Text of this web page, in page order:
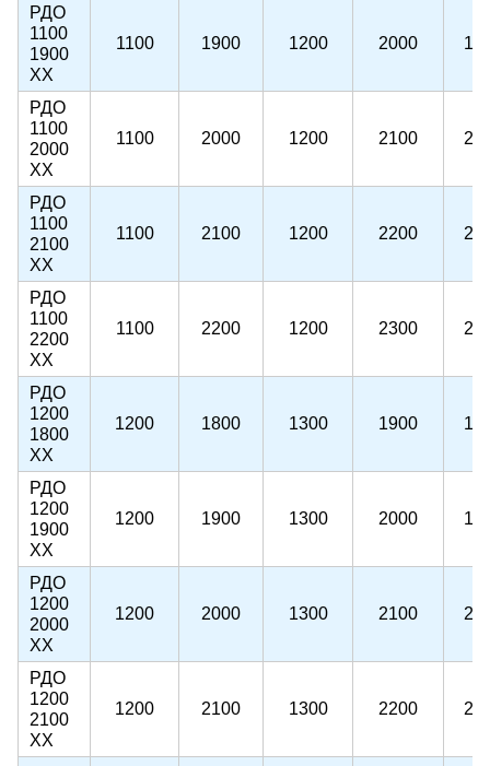
РДО
1100
1900
ХХ
1100 1900 1200 2000
РДО
1100
2000
ХХ
1100 2000 1200 2100
РДО
1100
2100
ХХ
1100 2100 1200 2200
РДО
1100
2200
ХХ
1100 2200 1200 2300
РДО
1200
1800
ХХ
1200 1800 1300 1900
РДО
1200
1900
ХХ
1200 1900 1300 2000
РДО
1200
2000
ХХ
1200 2000 1300 2100
РДО
1200
2100
ХХ
1200 2100 1300 2200